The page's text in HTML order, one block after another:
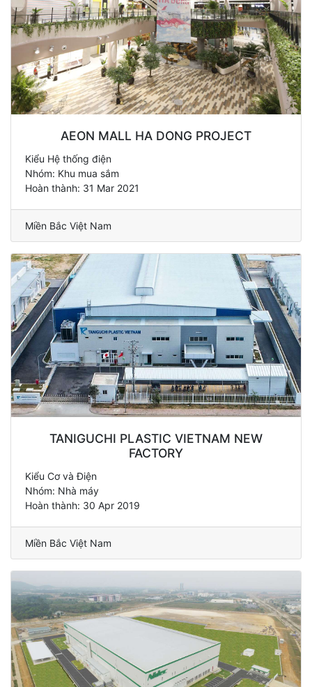
AEON MALL HA DONG PROJECT
Kiểu Hệ thống điện
Nhóm: Khu mua sắm
Hoàn thành: 31 Mar 2021
Miền Bắc Việt Nam
TANIGUCHI PLASTIC VIETNAM NEW
FACTORY
Kiểu Cơ và Điện
Nhóm: Nhà máy
Hoàn thành: 30 Apr 2019
Miền Bắc Việt Nam